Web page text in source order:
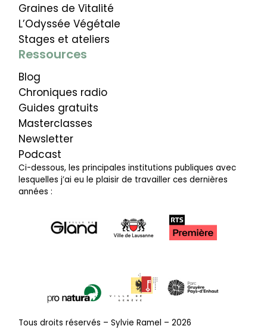
Graines de Vitalité
L’Odyssée Végétale
Stages et ateliers
Ressources
Blog
Chroniques radio
Guides gratuits
Masterclasses
Newsletter
Podcast
Ci-dessous, les principales institutions publiques avec
lesquelles j’ai eu le plaisir de travailler ces dernières
années :
Tous droits réservés – Sylvie Ramel –2026